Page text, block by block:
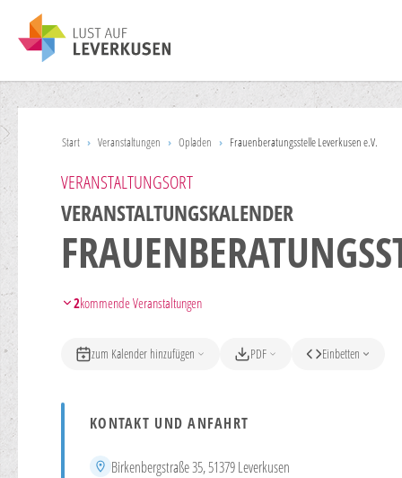
Start › Veranstaltungen › Opladen › Frauenberatungsstelle Leverkusen e.V.
VERANSTALTUNGSORT
VERANSTALTUNGSKALENDER
2kommende Veranstaltungen
zum Kalender hinzufügen PDF Einbetten
KONTAKT UND ANFAHRT
Adresse
Birkenbergstraße 35, 51379 Leverkusen